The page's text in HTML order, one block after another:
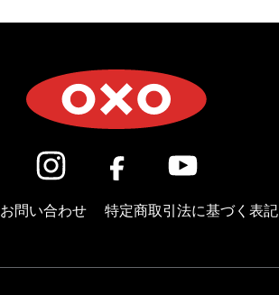
お問い合わせ 特定商取引法に基づく表記